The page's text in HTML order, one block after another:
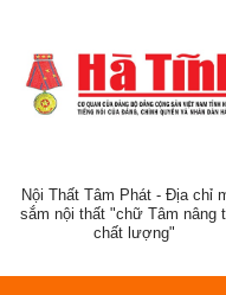
Sử dụng trong các
Tiệm phun xăm thẩm mỹ
Phòng thí nghiệm,
khỏe
Nội Thất Tâm Phát - Địa chỉ
sắm nội thất "chữ Tâm nâng
chất lượng"